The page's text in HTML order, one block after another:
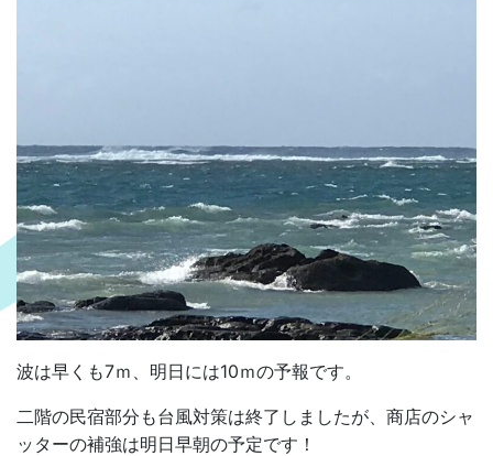
波は早くも7ｍ、明日には10ｍの予報です。
二階の民宿部分も台風対策は終了しましたが、商店のシャ
ッターの補強は明日早朝の予定です！